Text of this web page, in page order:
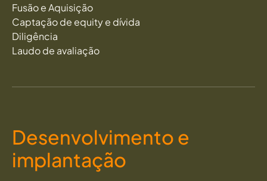
Fusão e Aquisição
Captação de equity e dívida
Diligência
Laudo de avaliação
Desenvolvimento e
implantação